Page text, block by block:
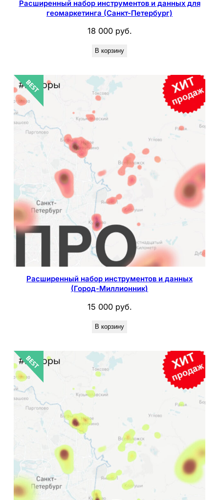
Расширенный набор инструментов и данных для
геомаркетинга (Санкт-Петербург)
18 000 руб.
В корзину
Расширенный набор инструментов и данных
(Город-Миллионник)
15 000 руб.
В корзину